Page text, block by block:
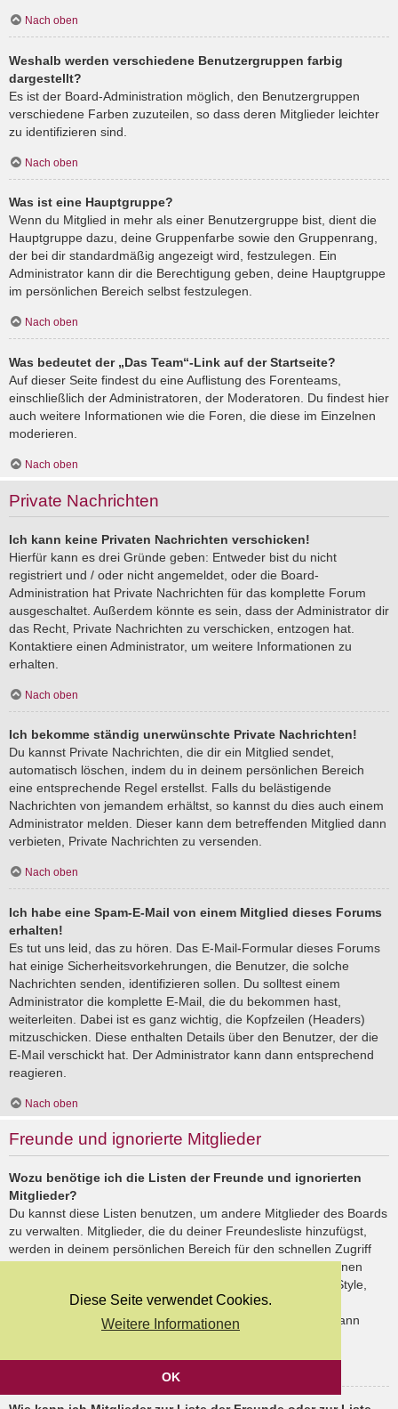
Diese Seite verwendet Cookies.
Weitere Informationen
OK
Nach oben
Weshalb werden verschiedene Benutzergruppen farbig
dargestellt?
Es ist der Board-Administration möglich, den Benutzergruppen
verschiedene Farben zuzuteilen, so dass deren Mitglieder leichter
zu identifizieren sind.
Nach oben
Was ist eine Hauptgruppe?
Wenn du Mitglied in mehr als einer Benutzergruppe bist, dient die
Hauptgruppe dazu, deine Gruppenfarbe sowie den Gruppenrang,
der bei dir standardmäßig angezeigt wird, festzulegen. Ein
Administrator kann dir die Berechtigung geben, deine Hauptgruppe
im persönlichen Bereich selbst festzulegen.
Nach oben
Was bedeutet der „Das Team“-Link auf der Startseite?
Auf dieser Seite findest du eine Auflistung des Forenteams,
einschließlich der Administratoren, der Moderatoren. Du findest hier
auch weitere Informationen wie die Foren, die diese im Einzelnen
moderieren.
Nach oben
Private Nachrichten
Ich kann keine Privaten Nachrichten verschicken!
Hierfür kann es drei Gründe geben: Entweder bist du nicht
registriert und / oder nicht angemeldet, oder die Board-
Administration hat Private Nachrichten für das komplette Forum
ausgeschaltet. Außerdem könnte es sein, dass der Administrator dir
das Recht, Private Nachrichten zu verschicken, entzogen hat.
Kontaktiere einen Administrator, um weitere Informationen zu
erhalten.
Nach oben
Ich bekomme ständig unerwünschte Private Nachrichten!
Du kannst Private Nachrichten, die dir ein Mitglied sendet,
automatisch löschen, indem du in deinem persönlichen Bereich
eine entsprechende Regel erstellst. Falls du belästigende
Nachrichten von jemandem erhältst, so kannst du dies auch einem
Administrator melden. Dieser kann dem betreffenden Mitglied dann
verbieten, Private Nachrichten zu versenden.
Nach oben
Ich habe eine Spam-E-Mail von einem Mitglied dieses Forums
erhalten!
Es tut uns leid, das zu hören. Das E-Mail-Formular dieses Forums
hat einige Sicherheitsvorkehrungen, die Benutzer, die solche
Nachrichten senden, identifizieren sollen. Du solltest einem
Administrator die komplette E-Mail, die du bekommen hast,
weiterleiten. Dabei ist es ganz wichtig, die Kopfzeilen (Headers)
mitzuschicken. Diese enthalten Details über den Benutzer, der die
E-Mail verschickt hat. Der Administrator kann dann entsprechend
reagieren.
Nach oben
Freunde und ignorierte Mitglieder
Wozu benötige ich die Listen der Freunde und ignorierten
Mitglieder?
Du kannst diese Listen benutzen, um andere Mitglieder des Boards
zu verwalten. Mitglieder, die du deiner Freundesliste hinzufügst,
werden in deinem persönlichen Bereich für den schnellen Zugriff
aufgelistet. Du siehst dort deren Onlinestatus und kannst ihnen
schnell eine Private Nachricht senden. Abhängig von dem Style,
den du verwendest, können Beiträge deiner Freunde auch
hervorgehoben sein. Wenn du einen Benutzer ignorierst, dann